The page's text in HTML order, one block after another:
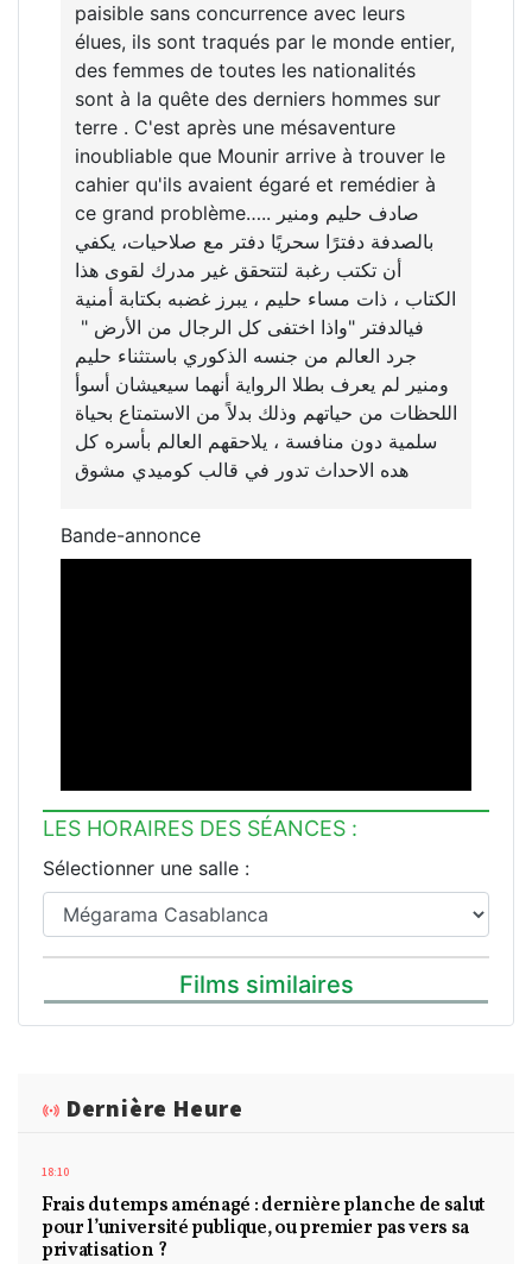
paisible sans concurrence avec leurs
élues, ils sont traqués par le monde entier,
des femmes de toutes les nationalités
sont à la quête des derniers hommes sur
terre . C'est après une mésaventure
inoubliable que Mounir arrive à trouver le
cahier qu'ils avaient égaré et remédier à
ce grand problème….. صادف حليم ومنير
بالصدفة دفترًا سحريًا دفتر مع صلاحيات، يكفي
أن تكتب رغبة لتتحقق غير مدرك لقوى هذا
الكتاب ، ذات مساء حليم ، يبرز غضبه بكتابة أمنية
فيالدفتر "واذا اختفى كل الرجال من الأرض "
جرد العالم من جنسه الذكوري باستثناء حليم
ومنير لم يعرف بطلا الرواية أنهما سيعيشان أسوأ
اللحظات من حياتهم وذلك بدلاً من الاستمتاع بحياة
سلمية دون منافسة ، يلاحقهم العالم بأسره كل
هده الاحداث تدور في قالب كوميدي مشوق
Bande-annonce
LES HORAIRES DES SÉANCES :
Sélectionner une salle :
Films similaires
Dernière Heure
18:10
Frais du temps aménagé : dernière planche de salut
pour l’université publique, ou premier pas vers sa
privatisation ?